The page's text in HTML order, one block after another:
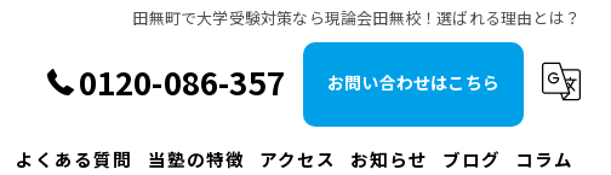
田無町で大学受験対策なら現論会田無校！選ばれる理由とは？
0120-086-357 お問い合わせはこちら
よくある質問 当塾の特徴 アクセス お知らせ ブログ コラム